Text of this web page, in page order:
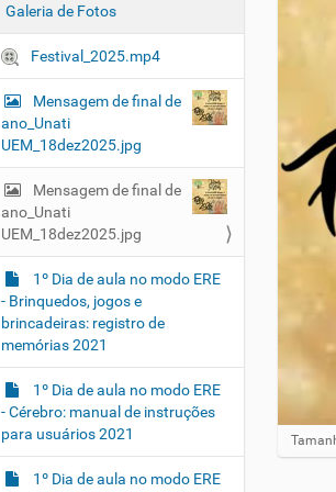
Galeria de Fotos
Festival_2025.mp4
Mensagem de final de
ano_Unati
UEM_18dez2025.jpg
Mensagem de final de
ano_Unati
UEM_18dez2025.jpg
1º Dia de aula no modo ERE
- Brinquedos, jogos e
brincadeiras: registro de
memórias 2021
1º Dia de aula no modo ERE
- Cérebro: manual de instruções
para usuários 2021
1º Dia de aula no modo ERE
Clique